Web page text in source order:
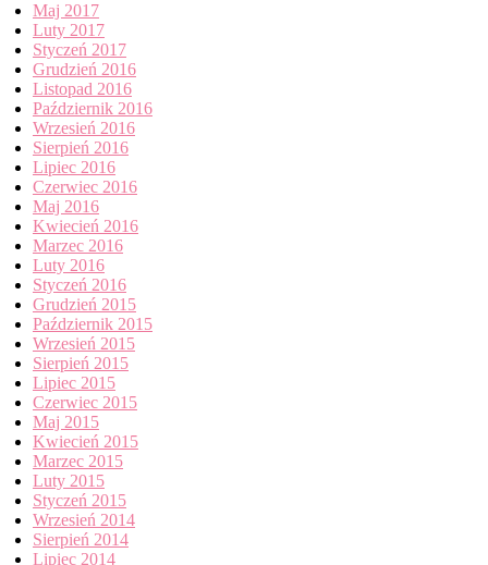
Maj 2017
Luty 2017
Styczeń 2017
Grudzień 2016
Listopad 2016
Październik 2016
Wrzesień 2016
Sierpień 2016
Lipiec 2016
Czerwiec 2016
Maj 2016
Kwiecień 2016
Marzec 2016
Luty 2016
Styczeń 2016
Grudzień 2015
Październik 2015
Wrzesień 2015
Sierpień 2015
Lipiec 2015
Czerwiec 2015
Maj 2015
Kwiecień 2015
Marzec 2015
Luty 2015
Styczeń 2015
Wrzesień 2014
Sierpień 2014
Lipiec 2014